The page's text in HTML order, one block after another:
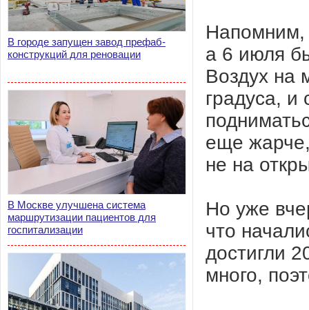
В городе запущен завод префаб-
конструкций для реновации
В Москве улучшена система
маршрутизации пациентов для
госпитализации
Напомним,
а 6 июля
Воздух на
градуса, и
еще
не на
Но уже
что
достигли
много,